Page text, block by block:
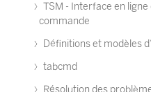
TSM - Interface en ligne
commande
Définitions et modèles
tabcmd
Résolution des